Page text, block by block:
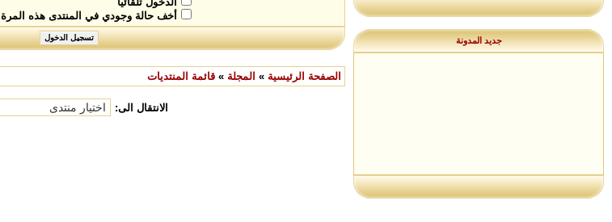
جديد المدونة
أخف حالة وجودي في المنتدى هذه المرة
الصفحة الرئيسية » المجلة » قائمة المنتديات
الانتقال الى: